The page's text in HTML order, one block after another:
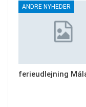
ANDRE NYHEDER
ferieudlejning